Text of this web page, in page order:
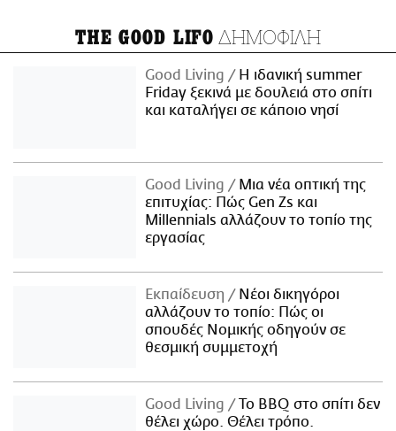
THE GOOD LIFO ΔΗΜΟΦΙΛΗ
Good Living
Η ιδανική summer
Friday ξεκινά με δουλειά στο σπίτι
και καταλήγει σε κάποιο νησί
Good Living
Μια νέα οπτική της
επιτυχίας: Πώς Gen Zs και
Millennials αλλάζουν το τοπίο της
εργασίας
Εκπαίδευση
Νέοι δικηγόροι
αλλάζουν το τοπίο: Πώς οι
σπουδές Νομικής οδηγούν σε
θεσμική συμμετοχή
Good Living
Το BBQ στο σπίτι δεν
θέλει χώρο. Θέλει τρόπο.